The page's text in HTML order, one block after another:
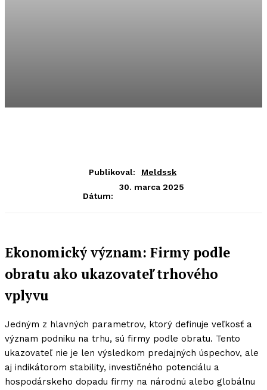
Publikoval: Meldssk
Dátum:
30. marca 2025
Ekonomický význam: Firmy podle
obratu ako ukazovateľ trhového
vplyvu
Jedným z hlavných parametrov, ktorý definuje veľkosť a
význam podniku na trhu, sú firmy podle obratu. Tento
ukazovateľ nie je len výsledkom predajných úspechov, ale
aj indikátorom stability, investičného potenciálu a
hospodárskeho dopadu firmy na národnú alebo globálnu